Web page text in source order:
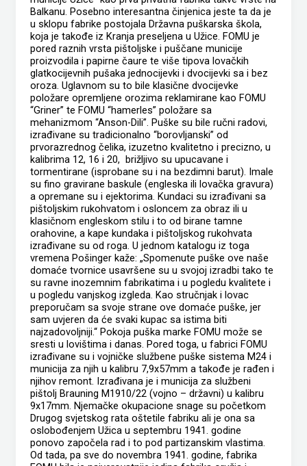
Balkanu. Posebno interesantna činjenica jeste ta da je
u sklopu fabrike postojala Državna puškarska škola,
koja je takođe iz Kranja preseljena u Užice. FOMU je
pored raznih vrsta pištoljske i puščane municije
proizvodila i papirne čaure te više tipova lovačkih
glatkocijevnih pušaka jednocijevki i dvocijevki sa i bez
oroza. Uglavnom su to bile klasične dvocijevke
položare opremljene orozima reklamirane kao FOMU
“Griner” te FOMU “hamerles” položare sa
mehanizmom “Anson-Dili”. Puške su bile ručni radovi,
izrađivane su tradicionalno “borovljanski” od
prvorazrednog čelika, izuzetno kvalitetno i precizno, u
kalibrima 12, 16 i 20, brižljivo su upucavane i
tormentirane (isprobane su i na bezdimni barut). Imale
su fino gravirane baskule (engleska ili lovačka gravura)
a opremane su i ejektorima. Kundaci su izrađivani sa
pištoljskim rukohvatom i osloncem za obraz ili u
klasičnom engleskom stilu i to od birane tamne
orahovine, a kape kundaka i pištoljskog rukohvata
izrađivane su od roga. U jednom katalogu iz toga
vremena Pošinger kaže: „Spomenute puške ove naše
domaće tvornice usavršene su u svojoj izradbi tako te
su ravne inozemnim fabrikatima i u pogledu kvalitete i
u pogledu vanjskog izgleda. Kao stručnjak i lovac
preporučam sa svoje strane ove domaće puške, jer
sam uvjeren da će svaki kupac sa istima biti
najzadovoljniji.“ Pokoja puška marke FOMU može se
sresti u lovištima i danas. Pored toga, u fabrici FOMU
izrađivane su i vojničke službene puške sistema M24 i
municija za njih u kalibru 7,9x57mm a takođe je rađen i
njihov remont. Izrađivana je i municija za službeni
pištolj Brauning M1910/22 (vojno – državni) u kalibru
9x17mm. Njemačke okupacione snage su početkom
Drugog svjetskog rata oštetile fabriku ali je ona sa
oslobođenjem Užica u septembru 1941. godine
ponovo započela rad i to pod partizanskim vlastima.
Od tada, pa sve do novembra 1941. godine, fabrika